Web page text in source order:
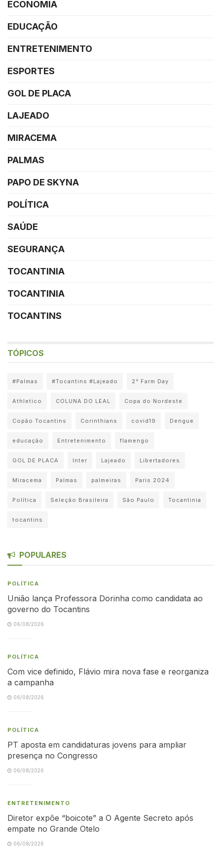
ECONOMIA
EDUCAÇÃO
ENTRETENIMENTO
ESPORTES
GOL DE PLACA
LAJEADO
MIRACEMA
PALMAS
PAPO DE SKYNA
POLÍTICA
SAÚDE
SEGURANÇA
TOCANTINIA
TOCANTINIA
TOCANTINS
TÓPICOS
#Palmas #Tocantins #Lajeado 2° Farm Day
Athletico COLUNA DO LEAL Copa do Nordeste
Copão Tocantins Corinthians covid19 Dengue
educação Entretenimento flamengo
GOL DE PLACA Inter Lajeado Libertadores
Miracema Palmas palmeiras Paris 2024
Política Seleção Brasileira São Paulo Tocantinia
tocantins
POPULARES
POLÍTICA
União lança Professora Dorinha como candidata ao
governo do Tocantins
06/08/2026
POLÍTICA
Com vice definido, Flávio mira nova fase e reorganiza
a campanha
06/08/2026
POLÍTICA
PT aposta em candidaturas jovens para ampliar
presença no Congresso
06/08/2026
ENTRETENIMENTO
Diretor expõe “boicote” a O Agente Secreto após
empate no Grande Otelo
06/08/2026